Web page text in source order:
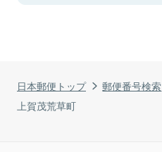
日本郵便トップ 郵便番号検索
上賀茂荒草町